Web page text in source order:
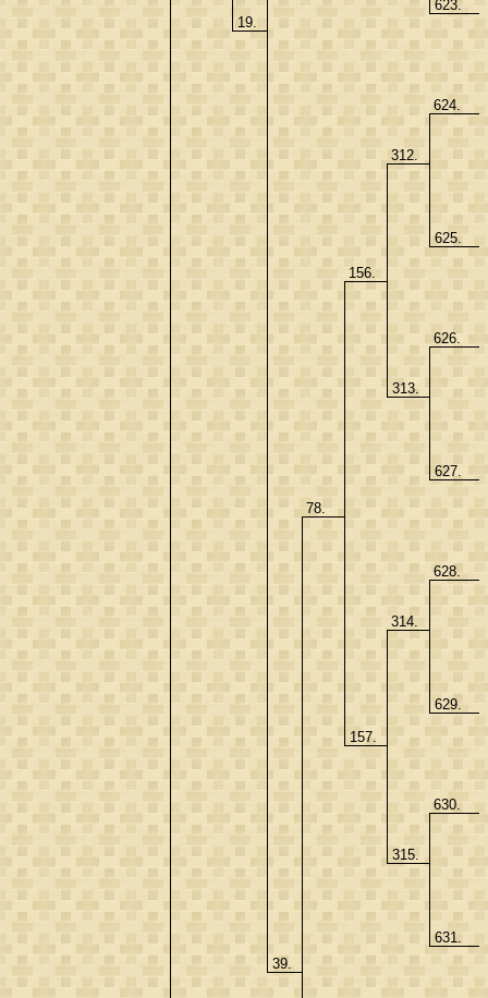
19.
623.
39.
78.
156.
312.
624.
625.
313.
626.
627.
157.
314.
628.
629.
315.
630.
631.